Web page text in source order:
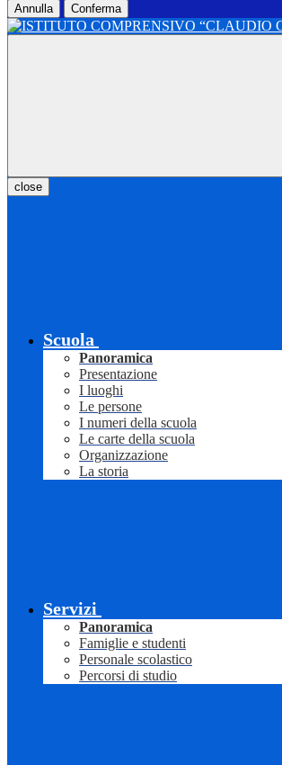
Annulla Conferma
close
Scuola
Panoramica
Presentazione
I luoghi
Le persone
I numeri della scuola
Le carte della scuola
Organizzazione
La storia
Servizi
Panoramica
Famiglie e studenti
Personale scolastico
Percorsi di studio